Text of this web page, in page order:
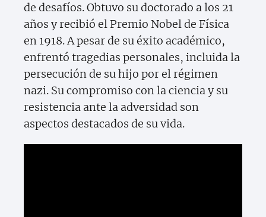
de desafíos. Obtuvo su doctorado a los 21
años y recibió el Premio Nobel de Física
en 1918. A pesar de su éxito académico,
enfrentó tragedias personales, incluida la
persecución de su hijo por el régimen
nazi. Su compromiso con la ciencia y su
resistencia ante la adversidad son
aspectos destacados de su vida.